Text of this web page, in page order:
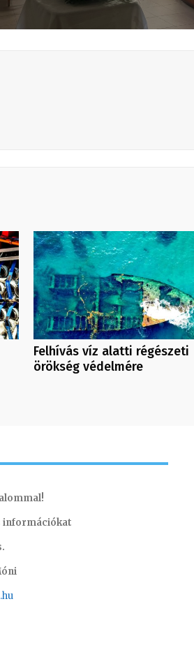
Felhívás víz alatti régészeti
örökség védelmére
információkat